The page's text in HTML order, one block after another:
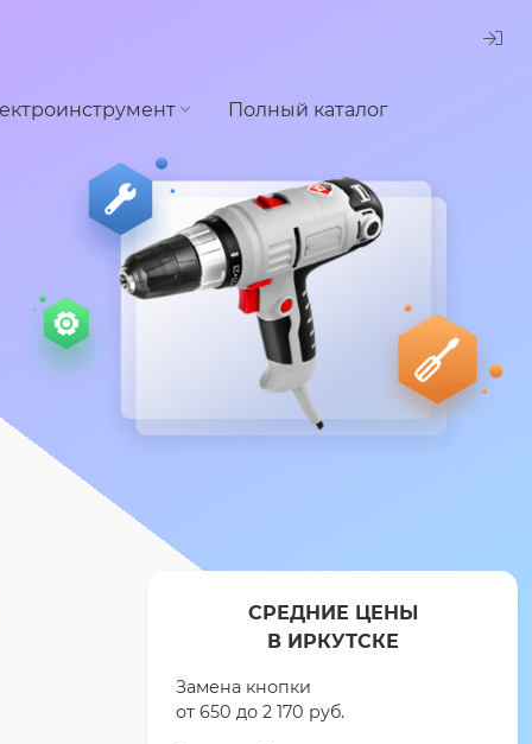
Полный каталог
СРЕДНИЕ ЦЕНЫ
В ИРКУТСКЕ
Замена кнопки
от 650 до 2 170 pyб.